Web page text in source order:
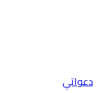
دعواتي